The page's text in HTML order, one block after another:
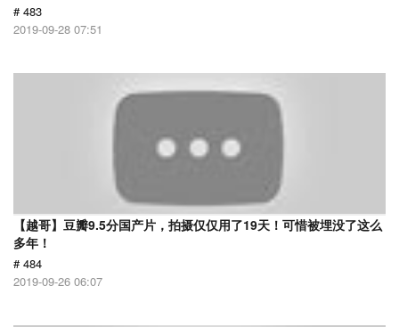
# 483
2019-09-28 07:51
【越哥】豆瓣9.5分国产片，拍摄仅仅用了19天！可惜被埋没了这么
多年！
# 484
2019-09-26 06:07